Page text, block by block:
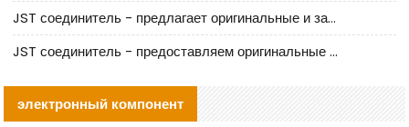
JST соединитель - предлагает оригинальные и заменяющие JST NSHR-02V-S соединители
JST соединитель - предоставляем оригинальные JST GHR-09V-S соединители и их аналоги
электронный компонент